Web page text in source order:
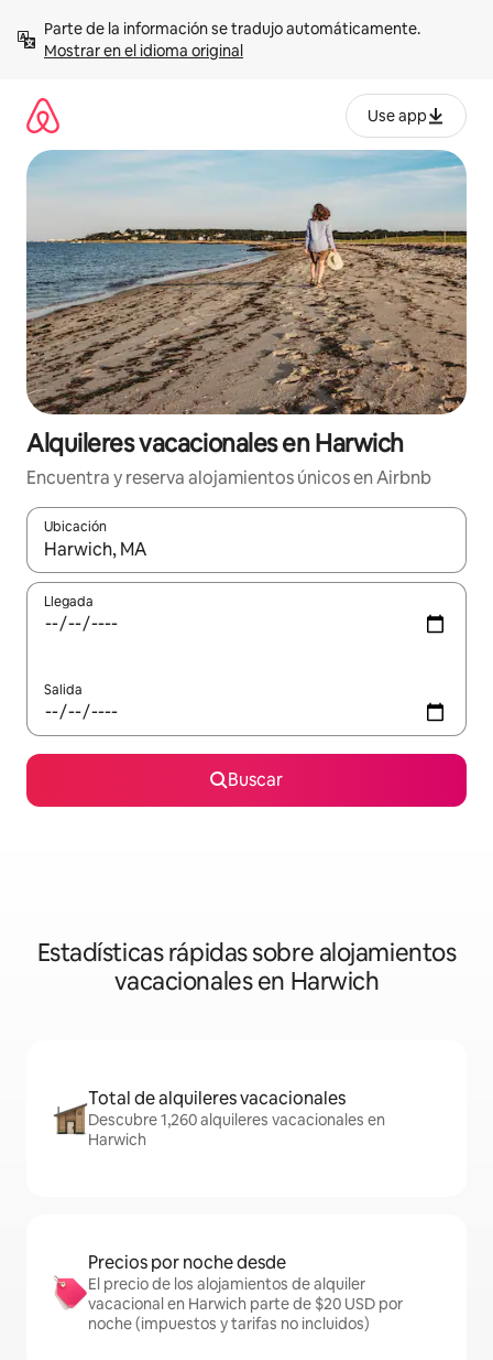
contenidoMostrar en el idioma original
Use app
Alquileres vacacionales en Harwich
Encuentra y reserva alojamientos únicos en Airbnb
Ubicación
Cuando los resultados estén disponibles, navega con las
Llegada
Salida
Buscar
Estadísticas rápidas sobre alojamientos
vacacionales en Harwich
Total de alquileres vacacionales
Descubre 1,260 alquileres vacacionales en
Harwich
Precios por noche desde
El precio de los alojamientos de alquiler
vacacional en Harwich parte de $20 USD por
noche (impuestos y tarifas no incluidos)